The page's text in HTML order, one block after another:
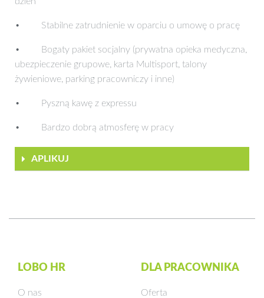
• Stabilne zatrudnienie w oparciu o umowę o pracę
• Bogaty pakiet socjalny (prywatna opieka medyczna,
ubezpieczenie grupowe, karta Multisport, talony
żywieniowe, parking pracowniczy i inne)
• Pyszną kawę z expressu
• Bardzo dobrą atmosferę w pracy
APLIKUJ
LOBO HR
O nas
DLA PRACOWNIKA
Oferta